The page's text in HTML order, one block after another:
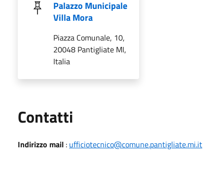
Palazzo Municipale
Villa Mora
Piazza Comunale, 10,
20048 Pantigliate MI,
Italia
Contatti
Indirizzo mail : ufficiotecnico@comune.pantigliate.mi.it